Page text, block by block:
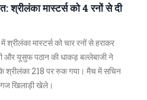
श्रीलंका मास्टर्स को 4 रनों से दी
मास्टर्स को चार रनों से हराकर
और यूसुफ पठान की धाकड़ बल्लेबाजी ने
श्रीलंका 218 पर रुक गया। मैच में सचिन
खिलाड़ी खेले।